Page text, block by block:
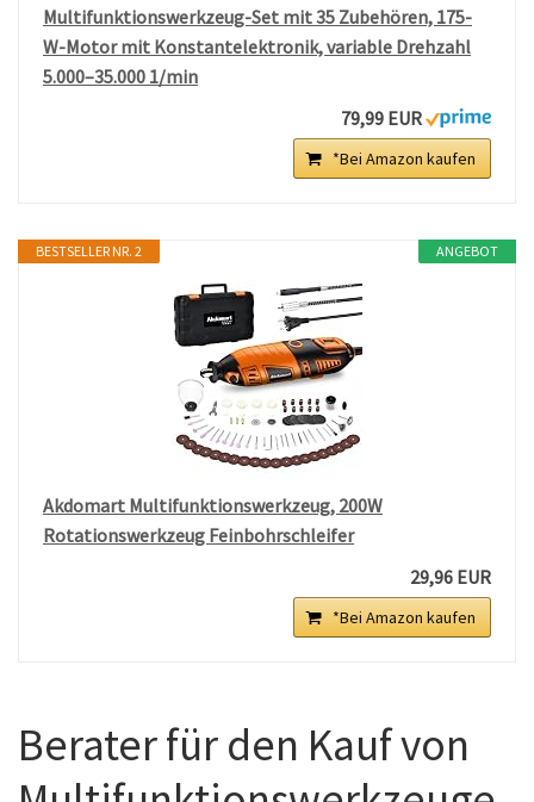
Multifunktionswerkzeug-Set mit 35 Zubehören, 175-
W-Motor mit Konstantelektronik, variable Drehzahl
5.000–35.000 1/min
79,99 EUR
*Bei Amazon kaufen
ANGEBOT
BESTSELLER NR. 2
Akdomart Multifunktionswerkzeug, 200W
Rotationswerkzeug Feinbohrschleifer
29,96 EUR
*Bei Amazon kaufen
Berater für den Kauf von